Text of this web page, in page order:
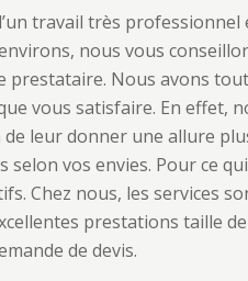
travail très professionnel
nous vous
prestataire. Nous avons
vous satisfaire. En effet,
leur donner une allure
vos envies. Pour ce
Chez nous, les services
prestations taille
de devis.